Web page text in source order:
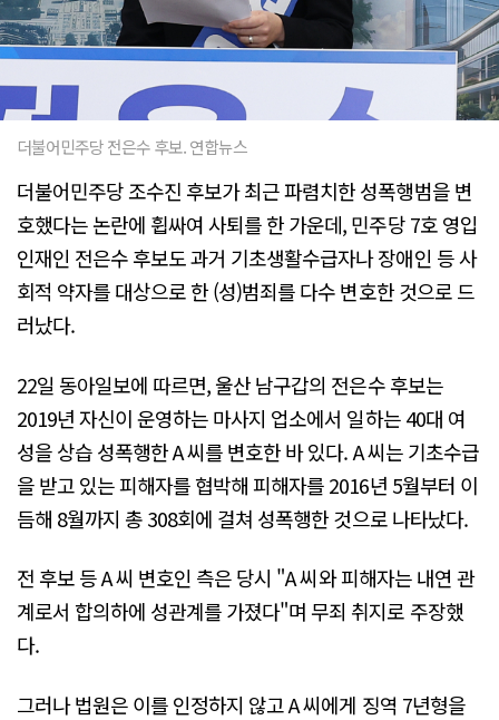
더불어민주당 전은수 후보. 연합뉴스
더불어민주당 조수진 후보가 최근 파렴치한 성폭행범을 변
호했다는 논란에 휩싸여 사퇴를 한 가운데, 민주당 7호 영입
인재인 전은수 후보도 과거 기초생활수급자나 장애인 등 사
회적 약자를 대상으로 한 (성)범죄를 다수 변호한 것으로 드
러났다.
22일 동아일보에 따르면, 울산 남구갑의 전은수 후보는
2019년 자신이 운영하는 마사지 업소에서 일하는 40대 여
성을 상습 성폭행한 A 씨를 변호한 바 있다. A 씨는 기초수급
을 받고 있는 피해자를 협박해 피해자를 2016년 5월부터 이
듬해 8월까지 총 308회에 걸쳐 성폭행한 것으로 나타났다.
전 후보 등 A 씨 변호인 측은 당시 "A 씨와 피해자는 내연 관
계로서 합의하에 성관계를 가졌다"며 무죄 취지로 주장했
다.
그러나 법원은 이를 인정하지 않고 A 씨에게 징역 7년형을